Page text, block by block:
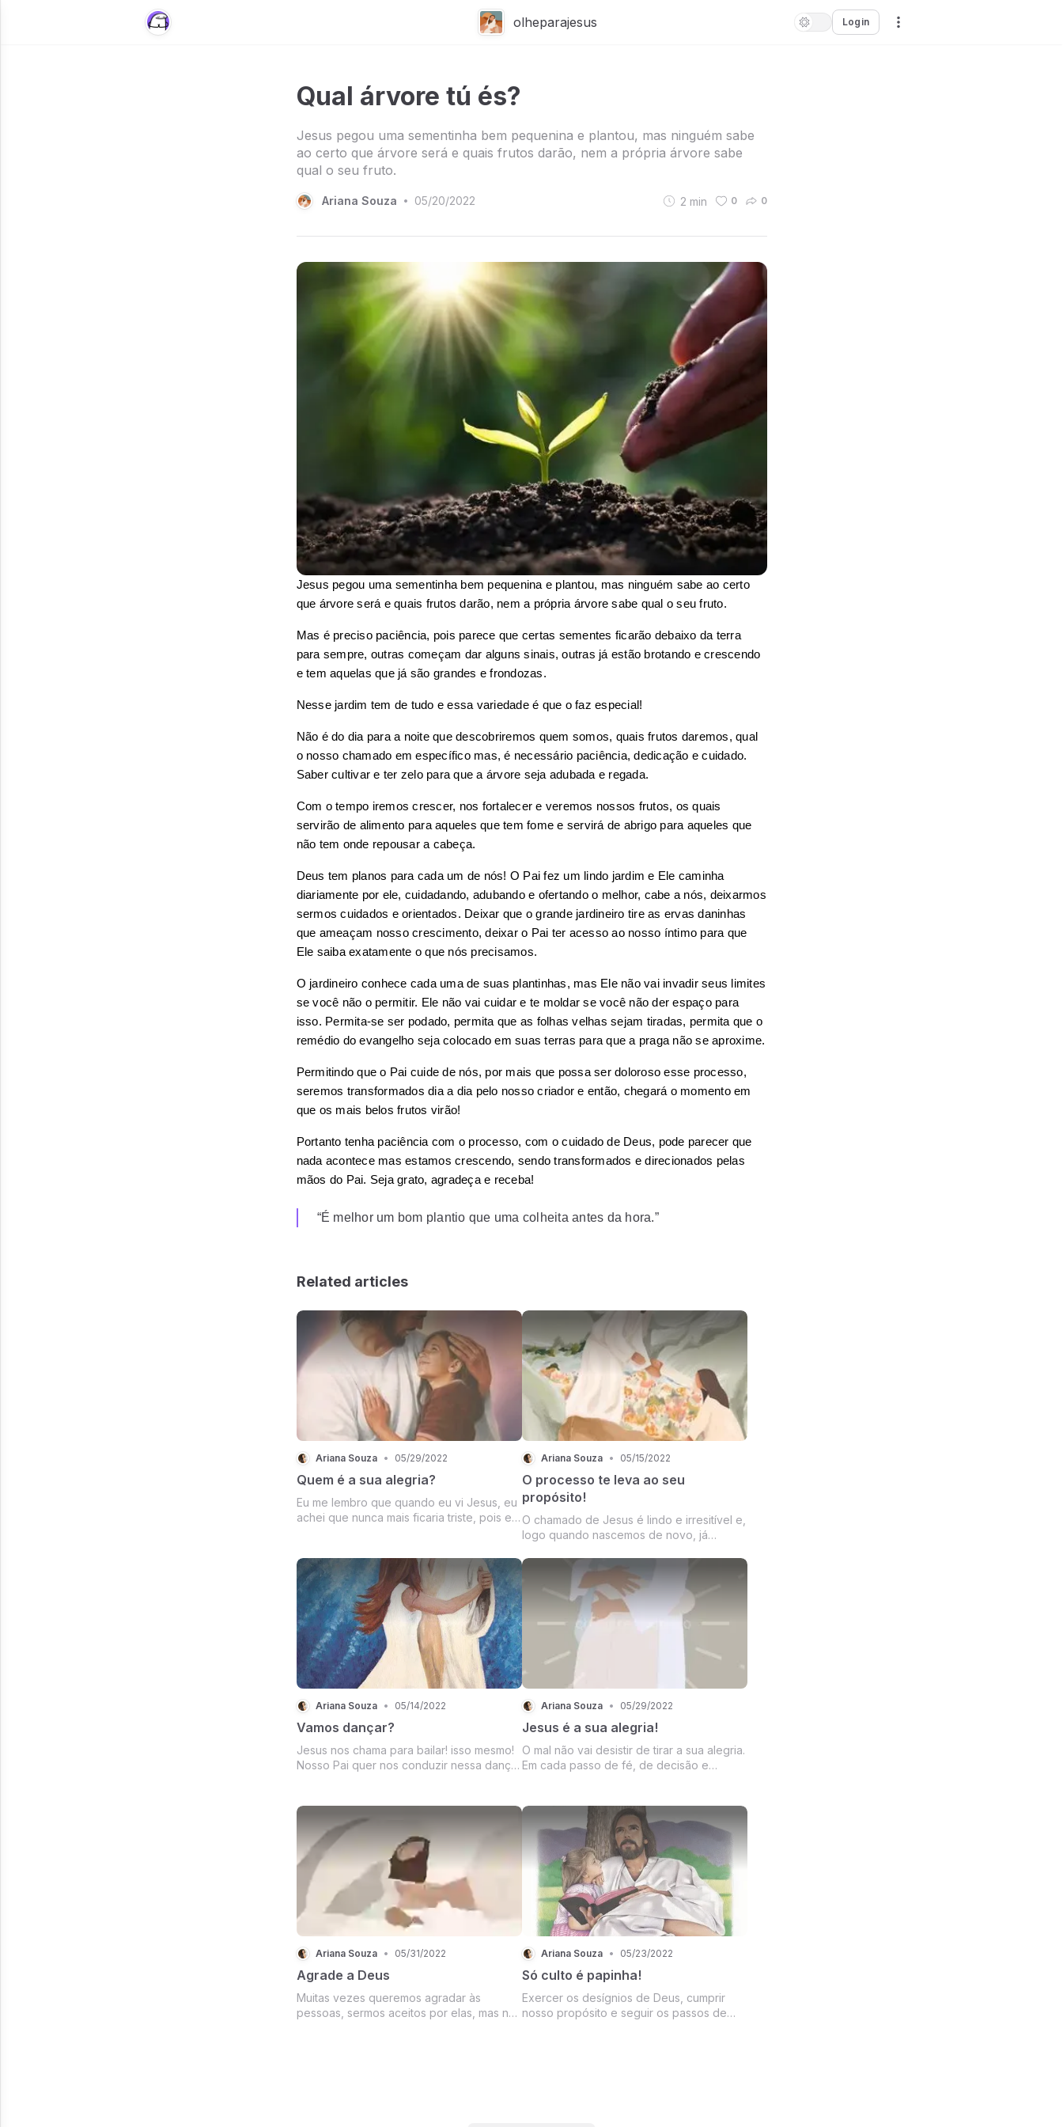
olheparajesus Login
Qual árvore tú és?
Jesus pegou uma sementinha bem pequenina e plantou, mas ninguém sabe
ao certo que árvore será e quais frutos darão, nem a própria árvore sabe
qual o seu fruto.
Ariana Souza • 05/20/2022 2 min 0 0
Jesus pegou uma sementinha bem pequenina e plantou, mas ninguém sabe ao certo
que árvore será e quais frutos darão, nem a própria árvore sabe qual o seu fruto.
Mas é preciso paciência, pois parece que certas sementes ficarão debaixo da terra
para sempre, outras começam dar alguns sinais, outras já estão brotando e crescendo
e tem aquelas que já são grandes e frondozas.
Nesse jardim tem de tudo e essa variedade é que o faz especial!
Não é do dia para a noite que descobriremos quem somos, quais frutos daremos, qual
o nosso chamado em específico mas, é necessário paciência, dedicação e cuidado.
Saber cultivar e ter zelo para que a árvore seja adubada e regada.
Com o tempo iremos crescer, nos fortalecer e veremos nossos frutos, os quais
servirão de alimento para aqueles que tem fome e servirá de abrigo para aqueles que
não tem onde repousar a cabeça.
Deus tem planos para cada um de nós! O Pai fez um lindo jardim e Ele caminha
diariamente por ele, cuidadando, adubando e ofertando o melhor, cabe a nós, deixarmos
sermos cuidados e orientados. Deixar que o grande jardineiro tire as ervas daninhas
que ameaçam nosso crescimento, deixar o Pai ter acesso ao nosso íntimo para que
Ele saiba exatamente o que nós precisamos.
O jardineiro conhece cada uma de suas plantinhas, mas Ele não vai invadir seus limites
se você não o permitir. Ele não vai cuidar e te moldar se você não der espaço para
isso. Permita-se ser podado, permita que as folhas velhas sejam tiradas, permita que o
remédio do evangelho seja colocado em suas terras para que a praga não se aproxime.
Permitindo que o Pai cuide de nós, por mais que possa ser doloroso esse processo,
seremos transformados dia a dia pelo nosso criador e então, chegará o momento em
que os mais belos frutos virão!
Portanto tenha paciência com o processo, com o cuidado de Deus, pode parecer que
nada acontece mas estamos crescendo, sendo transformados e direcionados pelas
mãos do Pai. Seja grato, agradeça e receba!
“É melhor um bom plantio que uma colheita antes da hora.”
Related articles
Ariana Souza • 05/29/2022
Quem é a sua alegria?
Eu me lembro que quando eu vi Jesus, eu
achei que nunca mais ficaria triste, pois eu
que não teria nada mais no mundo que
poderia me preencher e me completar, me
saciar e...
Ariana Souza • 05/15/2022
O processo te leva ao seu
propósito!
O chamado de Jesus é lindo e irresitível e,
logo quando nascemos de novo, já
para servir a Sua Obra. Mas tudo tem um
processo, um tempo de preparação, não
significa ficar parado sem nada fazer; é
caminhar c...
Ariana Souza • 05/14/2022
Vamos dançar?
Jesus nos chama para bailar! isso mesmo!
Nosso Pai quer nos conduzir nessa dança
passo, basta você acompanhar!
Ariana Souza • 05/29/2022
Jesus é a sua alegria!
O mal não vai desistir de tirar a sua alegria.
Em cada passo de fé, de decisão e
sua vida. Não há nada mais que enfurece
o mal quando você escolhe Cristo, diari...
Ariana Souza • 05/31/2022
Agrade a Deus
Muitas vezes queremos agradar às
pessoas, sermos aceitos por elas, mas nós
Ariana Souza • 05/23/2022
Só culto é papinha!
Exercer os desígnios de Deus, cumprir
nosso propósito e seguir os passos de